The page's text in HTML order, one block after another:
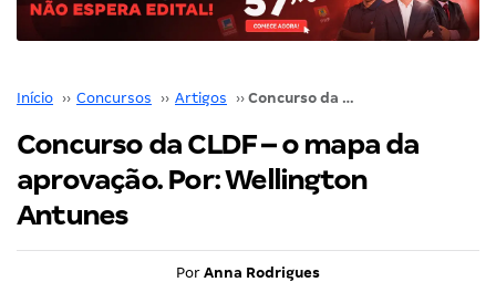
Início ›› Concursos ›› Artigos ›› Concurso da CLDF – o mapa da aprovação. Por: Wellington Antunes
Concurso da CLDF – o mapa da
aprovação. Por: Wellington
Antunes
Por Anna Rodrigues